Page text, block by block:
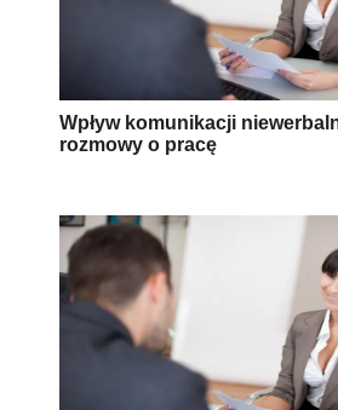
Wpływ komunikacji
rozmowy o pracę